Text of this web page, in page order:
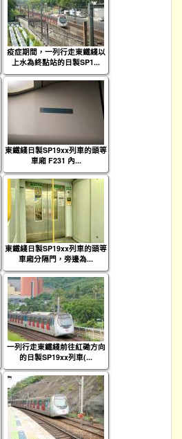
疫症期間，一列行走東鐵綫以
上水為終點站的日製SP1...
東鐵綫日製SP19xx列車的頭等
車廂 F231 內...
東鐵綫日製SP19xx列車的頭等
車廂分隔門，旁邊為...
一列行走東鐵綫前往紅磡方向
的日製SP19xx列車(...